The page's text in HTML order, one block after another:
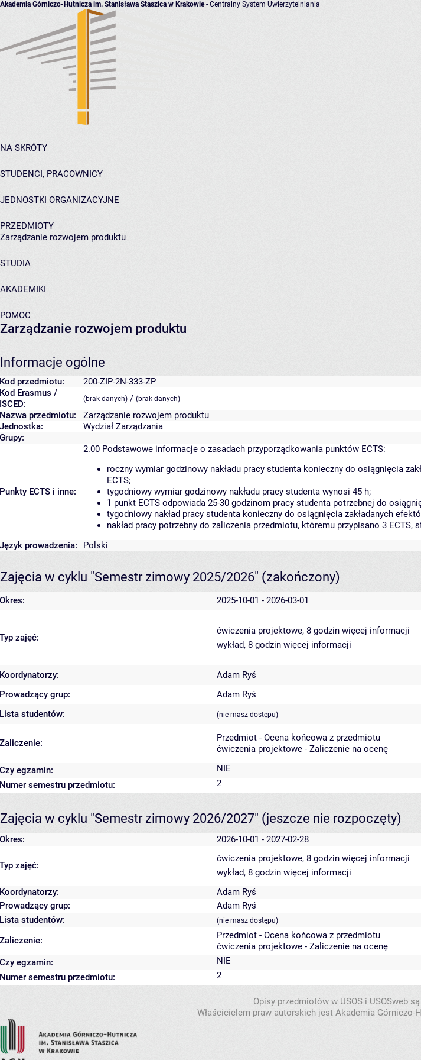
Akademia Górniczo-Hutnicza im. Stanisława Staszica w Krakowie- Centralny System Uwierzytelniania
NA SKRÓTY
STUDENCI, PRACOWNICY
JEDNOSTKI ORGANIZACYJNE
PRZEDMIOTY
Zarządzanie rozwojem produktu
STUDIA
AKADEMIKI
POMOC
Zarządzanie rozwojem produktu
Informacje ogólne
Kod przedmiotu:
200-ZIP-2N-333-ZP
Kod Erasmus /
ISCED:
(brak danych) / (brak danych)
Nazwa przedmiotu:
Zarządzanie rozwojem produktu
Jednostka:
Wydział Zarządzania
Grupy:
Punkty ECTS i inne:
2.00 Podstawowe informacje o zasadach przyporządkowania punktów ECTS:
roczny wymiar godzinowy nakładu pracy studenta konieczny do osiągnięcia
ECTS;
tygodniowy wymiar godzinowy nakładu pracy studenta wynosi 45 h;
1 punkt ECTS odpowiada 25-30 godzinom pracy studenta potrzebnej do
tygodniowy nakład pracy studenta konieczny do osiągnięcia zakładanych
nakład pracy potrzebny do zaliczenia przedmiotu, któremu przypisano 3
Język prowadzenia:
Polski
Zajęcia w cyklu "Semestr zimowy 2025/2026" (zakończony)
Okres: 2025-10-01 - 2026-03-01
Typ zajęć:
ćwiczenia projektowe, 8 godzin więcej informacji
wykład, 8 godzin więcej informacji
Koordynatorzy:
Adam Ryś
Prowadzący grup:
Adam Ryś
Lista studentów:
(nie masz dostępu)
Zaliczenie:
Przedmiot - Ocena końcowa z przedmiotu
ćwiczenia projektowe - Zaliczenie na ocenę
Czy egzamin:
NIE
Numer semestru przedmiotu:
2
Zajęcia w cyklu "Semestr zimowy 2026/2027" (jeszcze nie rozpoczęty)
Okres: 2026-10-01 - 2027-02-28
Typ zajęć:
ćwiczenia projektowe, 8 godzin więcej informacji
wykład, 8 godzin więcej informacji
Koordynatorzy:
Adam Ryś
Prowadzący grup:
Adam Ryś
Lista studentów:
(nie masz dostępu)
Zaliczenie:
Przedmiot - Ocena końcowa z przedmiotu
ćwiczenia projektowe - Zaliczenie na ocenę
Czy egzamin:
NIE
Numer semestru przedmiotu:
2
Opisy przedmiotów w USOS i USOSweb
Właścicielem praw autorskich jest Akademia Górniczo-